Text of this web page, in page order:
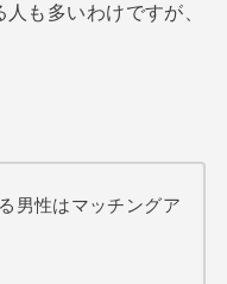
も多いわけですが、
男性はマッチングア